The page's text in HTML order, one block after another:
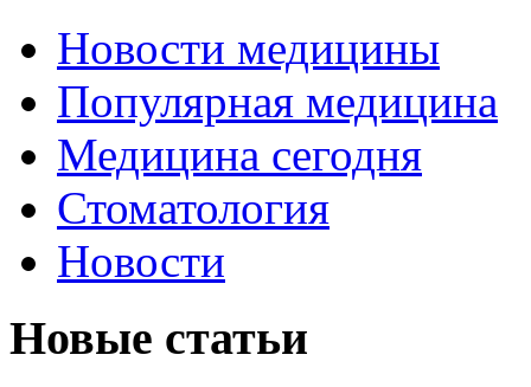
Новости медицины
Популярная медицина
Медицина сегодня
Стоматология
Новости
Новые статьи